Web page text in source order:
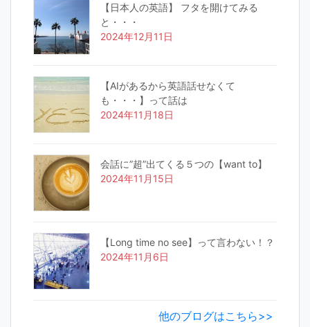
【日本人の英語】 フタを開けてみる
と・・・
2024年12月11日
【AIがあるから英語話せなくて
も・・・】って話は
2024年11月18日
会話に”超”出てくる５つの【want to】
2024年11月15日
【Long time no see】って言わない！？
2024年11月6日
他のブログはこちら>>